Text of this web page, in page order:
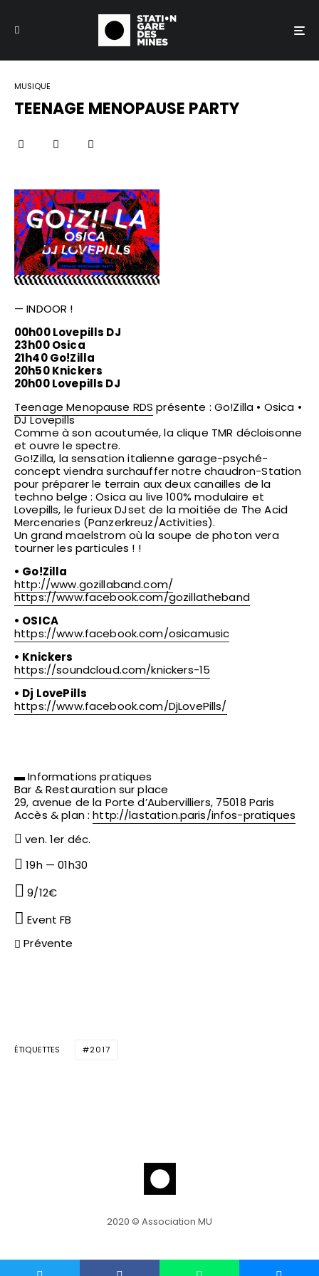
MUSIQUE
TEENAGE MENOPAUSE PARTY
— INDOOR !
00h00 Lovepills DJ
23h00 Osica
21h40 Go!Zilla
20h50 Knickers
20h00 Lovepills DJ
Teenage Menopause RDS présente : Go!Zilla • Osica •
DJ Lovepills
Comme à son acoutumée, la clique TMR décloisonne
et ouvre le spectre.
Go!Zilla, la sensation italienne garage-psyché-
concept viendra surchauffer notre chaudron-Station
pour préparer le terrain aux deux canailles de la
techno belge : Osica au live 100% modulaire et
Lovepills, le furieux DJset de la moitiée de The Acid
Mercenaries (Panzerkreuz/Activities).
Un grand maelstrom où la soupe de photon vera
tourner les particules ! !
• Go!Zilla
http://www.gozillaband.com/
https://www.facebook.com/gozillatheband
• OSICA
https://www.facebook.com/osicamusic
• Knickers
https://soundcloud.com/knickers-15
• Dj LovePills
https://www.facebook.com/DjLovePills/
▬ Informations pratiques
Bar & Restauration sur place
29, avenue de la Porte d’Aubervilliers, 75018 Paris
Accès & plan :http://lastation.paris/infos-pratiques
ven. 1er déc.
19h — 01h30
9/12€
Event FB
Prévente
ÉTIQUETTES 2017
2020 © Association MU